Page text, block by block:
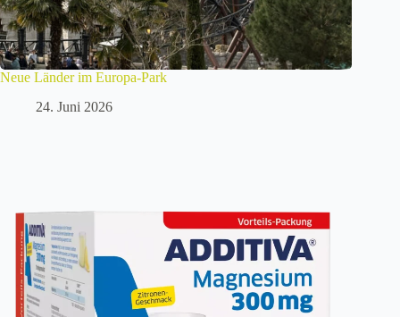
Neue Länder im Europa-Park
24. Juni 2026